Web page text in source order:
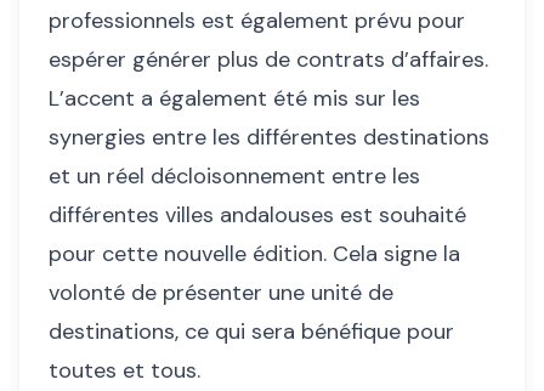
professionnels est également prévu pour
espérer générer plus de contrats d’affaires.
L’accent a également été mis sur les
synergies entre les différentes destinations
et un réel décloisonnement entre les
différentes villes andalouses est souhaité
pour cette nouvelle édition. Cela signe la
volonté de présenter une unité de
destinations, ce qui sera bénéfique pour
toutes et tous.